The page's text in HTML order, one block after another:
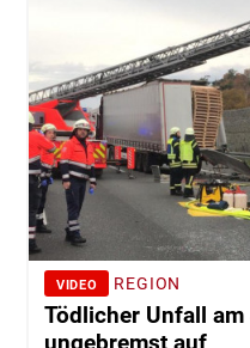
VIDEO REGION
Tödlicher Unfall